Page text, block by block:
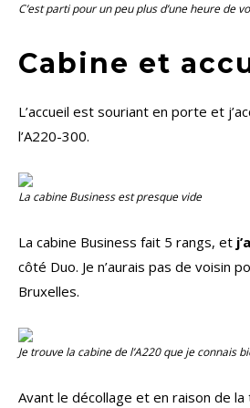
C’est parti pour un peu plus d’une heure de
Cabine et
L’accueil est souriant en porte et
l’A220-300.
La cabineBusinessest presque vide
La cabine Business fait 5 rangs, et
côté Duo. Je n’aurais pas de voisin
Bruxelles.
Je trouve la cabine de l’A220 que je connais
Avant le décollage et en raison de